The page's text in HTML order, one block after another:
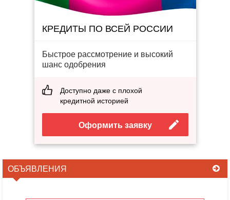
КРЕДИТЫ ПО ВСЕЙ РОССИИ
Быстрое рассмотрение и высокий
шанс одобрения
Доступно даже с плохой
кредитной историей
Оформить заявку
ОБЪЯВЛЕНИЯ